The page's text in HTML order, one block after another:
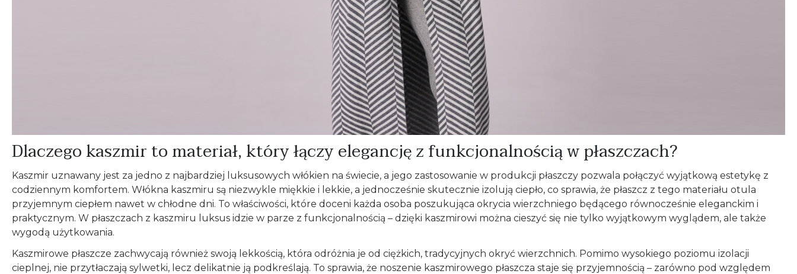
Dlaczego kaszmir to materiał, który łączy elegancję z funkcjonalnością w płaszczach?
Kaszmir uznawany jest za jedno z najbardziej luksusowych włókien na świecie, a jego zastosowanie w produkcji płaszczy pozwala połączyć wyjątkową estetykę z
codziennym komfortem. Włókna kaszmiru są niezwykle miękkie i lekkie, a jednocześnie skutecznie izolują ciepło, co sprawia, że płaszcz z tego materiału otula
przyjemnym ciepłem nawet w chłodne dni. To właściwości, które doceni każda osoba poszukująca okrycia wierzchniego będącego równocześnie eleganckim i
praktycznym. W płaszczach z kaszmiru luksus idzie w parze z funkcjonalnością – dzięki kaszmirowi można cieszyć się nie tylko wyjątkowym wyglądem, ale także
wygodą użytkowania.
Kaszmirowe płaszcze zachwycają również swoją lekkością, która odróżnia je od ciężkich, tradycyjnych okryć wierzchnich. Pomimo wysokiego poziomu izolacji
cieplnej, nie przytłaczają sylwetki, lecz delikatnie ją podkreślają. To sprawia, że noszenie kaszmirowego płaszcza staje się przyjemnością – zarówno pod względem